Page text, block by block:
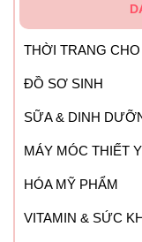
THỜI TRANG CHO
ĐỒ SƠ SINH
SỮA & DINH
MÁY MÓC THIẾT
HÓA MỸ PHẨM
VITAMIN & SỨC